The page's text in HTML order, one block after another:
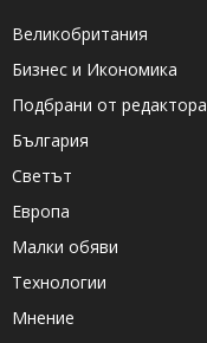
Великобритания
Бизнес и Икономика
Подбрани от редактора
България
Светът
Европа
Малки обяви
Технологии
Мнение